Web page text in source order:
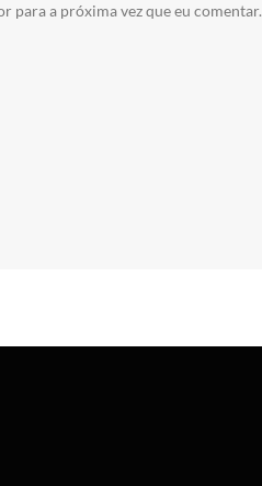
para a próxima vez que eu comentar.